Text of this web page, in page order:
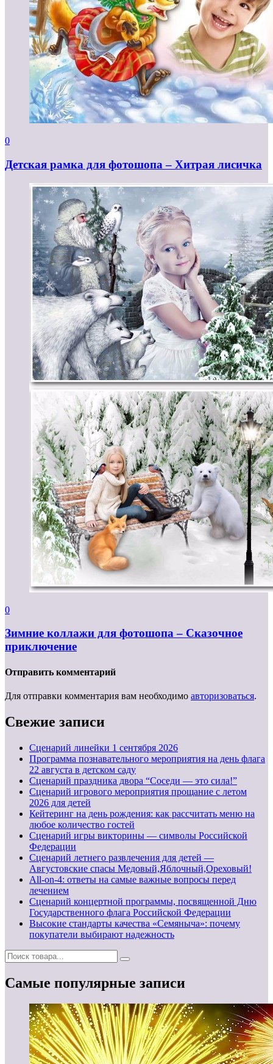
0
Детская рамка для фотошопа – Хитрая лисичка
0
Зимние коллажи для фотошопа – Сказочное
приключение
Отправить комментарий
Для отправки комментария вам необходимо авторизоваться.
Свежие записи
Cценарий линейки 1 сентября 2026
Программа познавательного мероприятия на день флага
22 августа в детском саду
Сценарий праздника двора “Соседи — это сила!”
Сценарий игрового мероприятия прощание с летом
2026 для детей
Кейтеринг на день рождения: как рассчитать меню на
любое количество гостей
Сценарий игры викторины — символы Российской
Федерации
Сценарий летнего развлечения для детей —
Августовские спасы Медовый,Яблочный,Ореховый!
All-on-4: ответы на самые важные вопросы перед
лечением
Сценарий концертной программы, посвященной Дню
Государственного флага Российской Федерации
Высокие стандарты качества «Семяныча»: почему
покупатели выбирают надежность
Самые популярные записи